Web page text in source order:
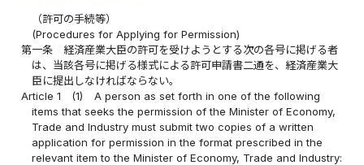
（許可の手続等）
(Procedures for Applying for Permission)
第一条
経済産業大臣の許可を受けようとする次の各号に掲げる者
は、当該各号に掲げる様式による許可申請書二通を、経済産業大
臣に提出しなければならない。
Article 1
(1)
A person as set forth in one of the following
items that seeks the permission of the Minister of Economy,
Trade and Industry must submit two copies of a written
application for permission in the format prescribed in the
relevant item to the Minister of Economy, Trade and Industry: